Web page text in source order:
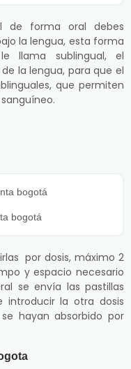
de forma oral debes
la lengua, esta forma
llama sublingual, el
la lengua, para que el
que permiten
bogotá
por dosis, máximo 2
y espacio necesario
se envía las pastillas
la otra dosis
hayan absorbido por